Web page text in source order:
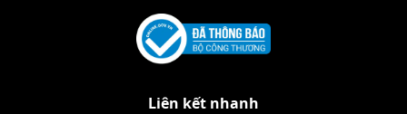
Liên kết nhanh